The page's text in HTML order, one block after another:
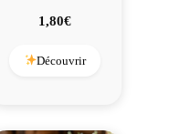
1,80€
Découvrir